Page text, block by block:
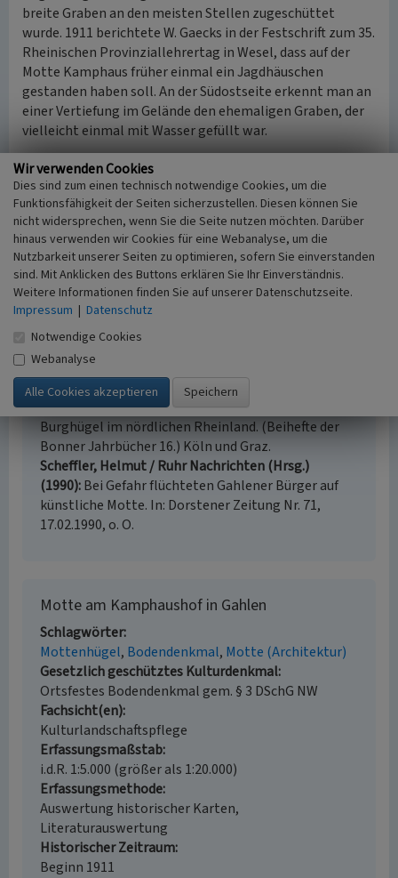
breite Graben an den meisten Stellen zugeschüttet
wurde. 1911 berichtete W. Gaecks in der Festschrift zum 35.
Rheinischen Provinziallehrertag in Wesel, dass auf der
Motte Kamphaus früher einmal ein Jagdhäuschen
gestanden haben soll. An der Südostseite erkennt man an
einer Vertiefung im Gelände den ehemaligen Graben, der
vielleicht einmal mit Wasser gefüllt war.
(Helmut Scheffler, Heimatverein Gahlen, 2014. Erstellt in
Kooperation mit der Biologischen Station im Kreis Wesel
e.V. im Zuge des Projektes „Kulturlandschaft am
Niederrhein“. Ein Projekt im Rahmen des LVR Netzwerks
Umwelt)
Internet
www.heimatverein-gahlen.de
Literatur
Müller-Wille, Michael (1966) Mittelalterliche
Burghügel im nördlichen Rheinland. (Beihefte der
Bonner Jahrbücher 16.) Köln und Graz.
Scheffler, Helmut / Ruhr Nachrichten (Hrsg.)
(1990) Bei Gefahr flüchteten Gahlener Bürger auf
künstliche Motte. In: Dorstener Zeitung Nr. 71,
17.02.1990, o. O.
Motte am Kamphaushof in Gahlen
Schlagwörter
Mottenhügel Bodendenkmal Motte (Architektur)
Gesetzlich geschütztes Kulturdenkmal
Ortsfestes Bodendenkmal gem. § 3 DSchG NW
Fachsicht(en)
Kulturlandschaftspflege
Erfassungsmaßstab
i.d.R. 1:5.000 (größer als 1:20.000)
Erfassungsmethode
Auswertung historischer Karten,
Literaturauswertung
Historischer Zeitraum
Beginn 1911
Wir verwenden Cookies
Dies sind zum einen technisch notwendige Cookies, um die
Funktionsfähigkeit der Seiten sicherzustellen. Diesen können Sie
nicht widersprechen, wenn Sie die Seite nutzen möchten. Darüber
hinaus verwenden wir Cookies für eine Webanalyse, um die
Nutzbarkeit unserer Seiten zu optimieren, sofern Sie einverstanden
sind. Mit Anklicken des Buttons erklären Sie Ihr Einverständnis.
Weitere Informationen finden Sie auf unserer Datenschutzseite.
Impressum | Datenschutz
Notwendige Cookies
Webanalyse